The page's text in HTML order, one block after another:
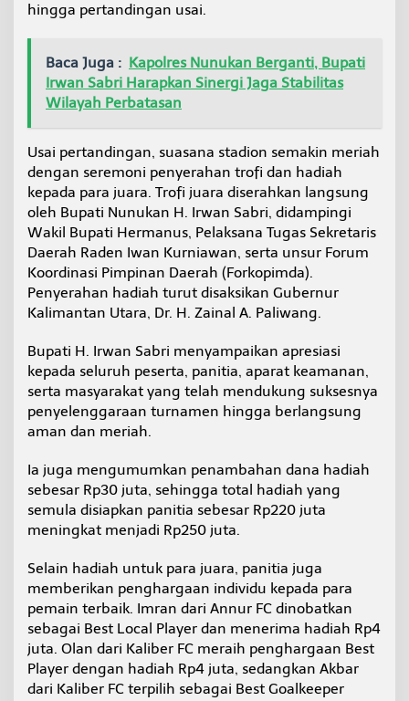
hingga pertandingan usai.
Baca Juga : Kapolres Nunukan Berganti, Bupati
Irwan Sabri Harapkan Sinergi Jaga Stabilitas
Wilayah Perbatasan
Usai pertandingan, suasana stadion semakin meriah
dengan seremoni penyerahan trofi dan hadiah
kepada para juara. Trofi juara diserahkan langsung
oleh Bupati Nunukan H. Irwan Sabri, didampingi
Wakil Bupati Hermanus, Pelaksana Tugas Sekretaris
Daerah Raden Iwan Kurniawan, serta unsur Forum
Koordinasi Pimpinan Daerah (Forkopimda).
Penyerahan hadiah turut disaksikan Gubernur
Kalimantan Utara, Dr. H. Zainal A. Paliwang.
Bupati H. Irwan Sabri menyampaikan apresiasi
kepada seluruh peserta, panitia, aparat keamanan,
serta masyarakat yang telah mendukung suksesnya
penyelenggaraan turnamen hingga berlangsung
aman dan meriah.
Ia juga mengumumkan penambahan dana hadiah
sebesar Rp30 juta, sehingga total hadiah yang
semula disiapkan panitia sebesar Rp220 juta
meningkat menjadi Rp250 juta.
Selain hadiah untuk para juara, panitia juga
memberikan penghargaan individu kepada para
pemain terbaik. Imran dari Annur FC dinobatkan
sebagai Best Local Player dan menerima hadiah Rp4
juta. Olan dari Kaliber FC meraih penghargaan Best
Player dengan hadiah Rp4 juta, sedangkan Akbar
dari Kaliber FC terpilih sebagai Best Goalkeeper